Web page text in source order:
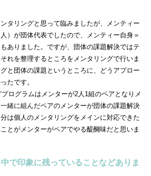
タリングと思って臨みましたが、メンティー
）が団体代表でしたので、メンティー自身＝
ありました。ですが、団体の課題解決ではテ
れを整理するところをメンタリングで行いま
と団体の課題というところに、どうアプロー
たです。
ログラムはメンターが2人1組のペアとなりメ
緒に組んだペアのメンターが団体の課題解決
は個人のメンタリングをメインに対応できた
とがメンターがペアでやる醍醐味だと思いま
で印象に残っていることなどありま